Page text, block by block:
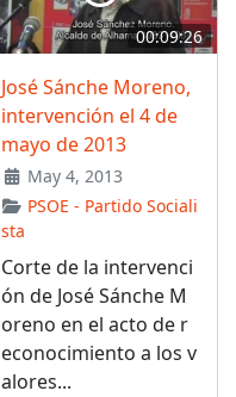
00:09:26
José Sánche Moreno,
intervención el 4 de
mayo de 2013
May 4, 2013
PSOE - Partido Sociali
sta
Corte de la intervenci
ón de José Sánche M
oreno en el acto de r
econocimiento a los v
alores...